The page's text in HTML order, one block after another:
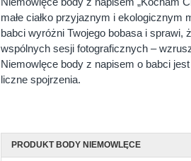
małe ciałko przyjaznym i
babci wyróżni Twojego bobasa i
wspólnych sesji fotograficznych –
Niemowlęce body z napisem o babci
liczne spojrzenia.
PRODUKT BODY NIEMOWLĘCE